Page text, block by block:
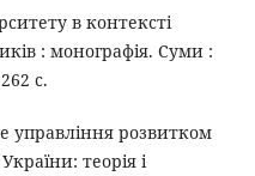
в контексті
: монографія. Суми :
с.
управління розвитком
теорія і